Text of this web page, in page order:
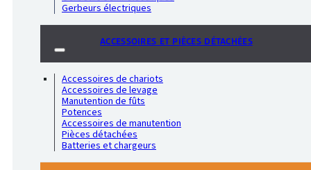
Gerbeurs électriques
ACCESSOIRES ET PIÈCES DÉTACHÉES
Accessoires de chariots
Accessoires de levage
Manutention de fûts
Potences
Accessoires de manutention
Pièces détachées
Batteries et chargeurs